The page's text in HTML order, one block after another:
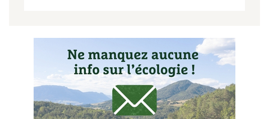
Les plantes et leurs vertus
Soins et cosmétiques au naturel
Société et alternatives